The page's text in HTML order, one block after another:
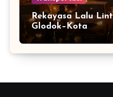
Rekayasa Lalu
Glodok–Kota